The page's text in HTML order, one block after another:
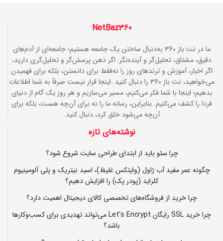
NetBaz360
ما در نت باز 360 به‌دنبال ساختن یک جامعه هستیم؛ جامعه‌ای از آدم‌های
دقیق، مشتاق، تحلیل‌گر و آینده‌نگر. اگر ذهن پرسش‌گر و تحلیل‌گری دارید،
اگر اخبار، آموزش و ترندهای روز را نه‌فقط برای دانستن، بلکه برای فهمیدن
می‌خواهید، نت باز 360 را دنبال کنید. اینجا قرار نیست صرفاً به شما اطلاعات
بدهیم؛ اینجا با شما فکر می‌کنیم، مسیر می‌سازیم و هر روز یک گام از دنیای
فردا را کشف می‌کنیم. بنابراین، رسانه ما را نه برای آن‌چه هست، بلکه برای
آن‌چه می‌شود خلق کرد، دنبال کنید.
نوشته‌های تازه
چرا سئو باید از ابتدای طراحی سایت شروع شود؟
چگونه عمر مفید آب ژاول (وایتکس غلیظ)، اسید نیتریک و پلی آلومینیوم
کلراید (پودر پک) را افزایش دهیم؟
چرا خرید از فروشگاه‌های تخصصی کالای دیجیتال اهمیت دارد؟
چرا خرید SSL رایگان Let’s Encrypt می‌تواند تهدیدی برای کسب‌وکارها
باشد؟